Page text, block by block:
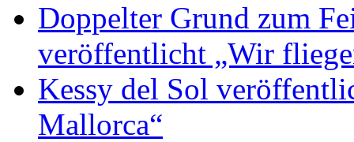
Doppelter Grund zum
veröffentlicht „Wir
Kessy del Sol
Mallorca“